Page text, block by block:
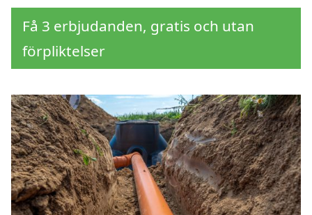
Få 3 erbjudanden, gratis och utan
förpliktelser